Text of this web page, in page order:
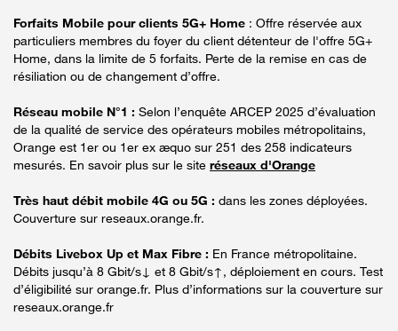
Forfaits Mobile pour clients 5G+ Home : Offre réservée aux
particuliers membres du foyer du client détenteur de l'offre 5G+
Home, dans la limite de 5 forfaits. Perte de la remise en cas de
résiliation ou de changement d’offre.
Réseau mobile N°1 : Selon l’enquête ARCEP 2025 d’évaluation
de la qualité de service des opérateurs mobiles métropolitains,
Orange est 1er ou 1er ex æquo sur 251 des 258 indicateurs
mesurés. En savoir plus sur le site réseaux d'Orange
Très haut débit mobile 4G ou 5G : dans les zones déployées.
Couverture sur reseaux.orange.fr.
Débits Livebox Up et Max Fibre : En France métropolitaine.
Débits jusqu’à 8 Gbit/s↓ et 8 Gbit/s↑, déploiement en cours. Test
d’éligibilité sur orange.fr. Plus d’informations sur la couverture sur
reseaux.orange.fr